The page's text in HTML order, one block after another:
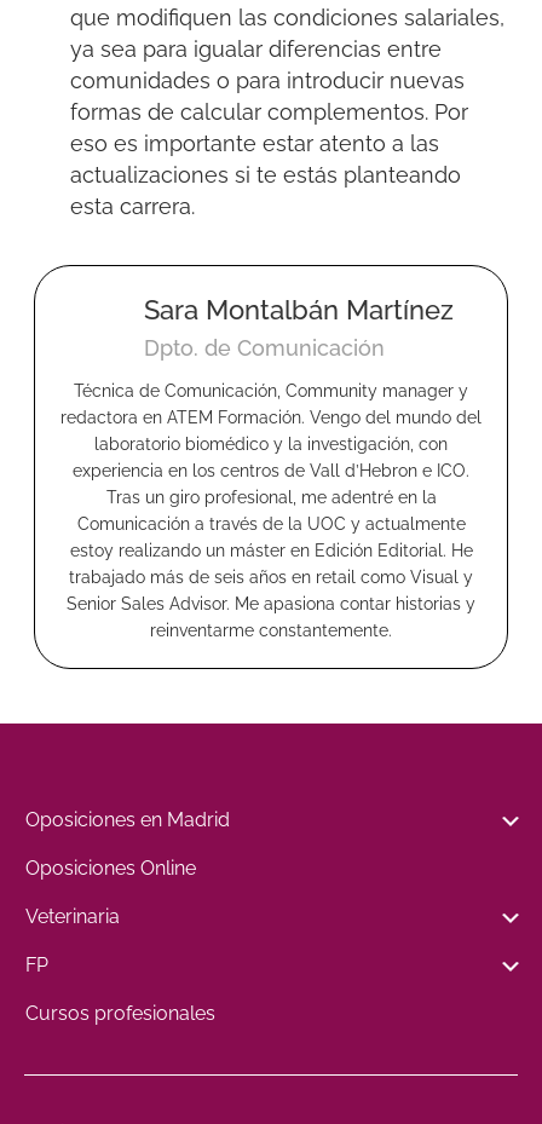
que modifiquen las condiciones salariales,
ya sea para igualar diferencias entre
comunidades o para introducir nuevas
formas de calcular complementos. Por
eso es importante estar atento a las
actualizaciones si te estás planteando
esta carrera.
Sara Montalbán Martínez
Dpto. de Comunicación
Técnica de Comunicación, Community manager y
redactora en ATEM Formación. Vengo del mundo del
laboratorio biomédico y la investigación, con
experiencia en los centros de Vall d’Hebron e ICO.
Tras un giro profesional, me adentré en la
Comunicación a través de la UOC y actualmente
estoy realizando un máster en Edición Editorial. He
trabajado más de seis años en retail como Visual y
Senior Sales Advisor. Me apasiona contar historias y
reinventarme constantemente.
Oposiciones en Madrid
Oposiciones Online
Veterinaria
FP
Cursos profesionales